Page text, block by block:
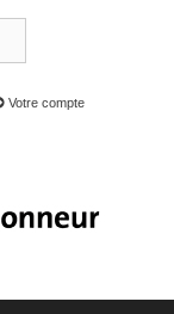
Votre compte